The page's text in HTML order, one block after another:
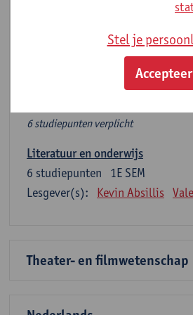
Verplicht algemeen
Deze 6 verplichte studiepunten
6 studiepunten verplicht
Literatuur en onderwijs
1E SEM
6 studiepunten
Lesgever(s):
Kevin Absillis
Theater- en filmwetenschap
Stel je